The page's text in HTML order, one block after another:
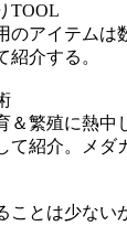
TOOL
のアイテムは
紹介する。
＆繁殖に熱
て紹介。メ
ことは少ない